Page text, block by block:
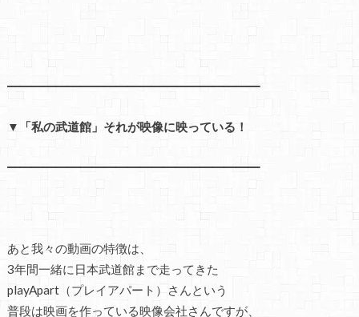
━━━━━━━━━━━━━━━━━━━━━
▼「私の武道館」それが映像に映っている！
━━━━━━━━━━━━━━━━━━━━━
あと我々の動画の特徴は、
3年間一緒に日本武道館まで走ってきた
playApart（プレイアパート）さんという
普段は映画を作っている映像会社さんですが、